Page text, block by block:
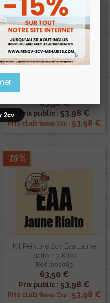
Kit Peinture 2cv Ac331 Jaune
63,50 €
Prix public : 53,98 €
Prix club Renov 2cv : 53,98 €
Kit Peinture 2cv Eaa Jaune
Rialto 1.3 Kilos
Ref :001063
63,50 €
Prix public : 53,98 €
Prix club Renov 2cv : 53,98 €
-15%
2cv